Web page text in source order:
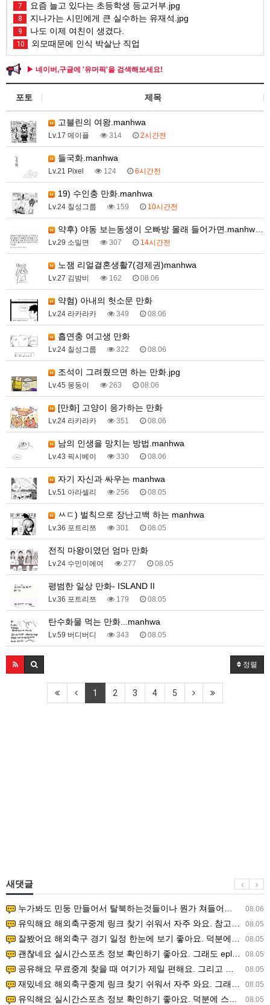
7 요즘 늘고 있다는 초등학생 등교거부.jpg
8 지나가는 시민에게 큰 실수하는 유재석.jpg
9 나도 이제 여친이 생겼다.
10 외모때문에 인식 박살난 직업
▶ 네이버,구글에 '유머픽'을 검색해보세요!
포토 제목
고블린의 여왕.manhwa
Lv.17 메이플 314 2시간전
들국화.manhwa
Lv.21 Pixel 124 6시간전
19) 수인충 만화.manhwa
Lv.24 칠성그룹 159 10시간전
약후) 야동 보는동생이 오빠방 몰래 들어가면.manhw…
Lv.29 소밀면 307 14시간전
노잼 리얼결혼생활7(경제권)manhwa
Lv.27 김밤비 162 08.06
약혐) 아내의 헛소문 만화
Lv.24 라카라카 349 08.06
흡연충 여고생 만화
Lv.24 칠성그룹 322 08.06
조석이 그려줬으면 하는 만화.jpg
Lv.45 몽둥이 263 08.06
[만화] 고양이 응가하는 만화
Lv.24 라카라카 351 08.06
남의 인생을 망치는 방법.manhwa
Lv.43 픽시베이 330 08.06
자기 자신과 싸우는 manhwa
Lv.51 아라셀리 256 08.05
ㅆㄷ) 벌칙으로 장난고백 하는 manhwa
Lv.36 포트리쯔 301 08.05
전직 마왕이였던 엄마 만화
Lv.24 수민이에여 277 08.05
평범한 일상 만화- ISLAND II
Lv.36 포트리쯔 179 08.05
탄수화물 먹는 만화...manhwa
Lv.59 버디버디 343 08.05
정렬
1 2 3 4 5
새댓글
08.06
누가봐도 민둥 만들어서 탈북하는것들이나 뭔가 쳐들어오는 낌새를 미리 알아차리기 위함이지 저걸 전쟁준비라고 하…
08.05
유익해요 해외축구중계 링크 찾기 쉬워서 자주 와요. 참고로 무료스포츠중계 정보 확인할 때 출처 꼭 체크해요.…
08.05
잘봤어요 해외축구 경기 일정 한눈에 보기 좋아요. 덕분에 epl중계 볼 때 공식 중계 채널 먼저 찾아봐요. …
08.05
괜찮네요 실시간스포츠 정보 확인하기 좋아요. 그래도 epl중계 볼 때 공식 중계 채널 먼저 찾아봐요. 북마크…
08.05
공유해요 무료중계 찾을 때 여기가 제일 편해요. 그리고 무료스포츠중계 정보 확인할 때 출처 꼭 체크해요. 앞…
08.05
재밌네요 해외축구중계 링크 찾기 쉬워서 자주 와요. 그래서 해외축구중계도 정식 서비스로 봐야 안전해요. 다음…
08.05
유익해요 실시간스포츠 정보 확인하기 좋아요. 덕분에 스포츠중계는 합법적인 경로로만 시청하려 해요. 좋은 정보…